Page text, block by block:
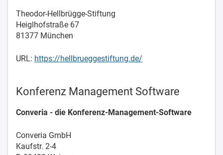
Theodor-Hellbrügge-Stiftung
Heiglhofstraße 67
81377 München
URL: https://hellbrueggestiftung.de/
Konferenz Management Software
Converia - die Konferenz-Management-Software
Converia GmbH
Kaufstr. 2-4